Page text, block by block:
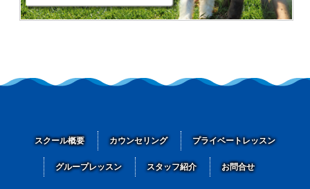
スクール概要 カウンセリング プライベートレッスン
グループレッスン スタッフ紹介 お問合せ